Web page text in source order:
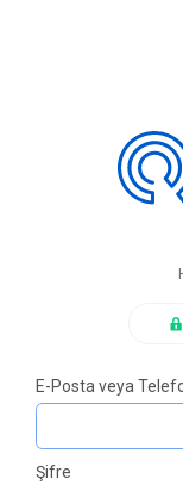
E-Posta veya
Şifre